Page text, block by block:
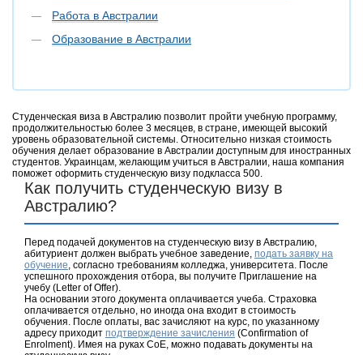
Работа в Австралии
Образование в Австралии
Студенческая виза в Австралию позволит пройти учебную программу,
продолжительностью более 3 месяцев, в стране, имеющей высокий
уровень образовательной системы. Относительно низкая стоимость
обучения делает образование в Австралии доступным для иностранных
студентов. Украинцам, желающим учиться в Австралии, наша компания
поможет оформить студенческую визу подкласса 500.
Как получить студенческую визу в
Австралию?
Перед подачей документов на студенческую визу в Австралию,
абитуриент должен выбрать учебное заведение, подать заявку на
обучение, согласно требованиям колледжа, университета. После
успешного прохождения отбора, вы получите Приглашение на
учебу (Letter of Offer).
На основании этого документа оплачивается учеба. Страховка
оплачивается отдельно, но иногда она входит в стоимость
обучения. После оплаты, вас зачисляют на курс, по указанному
адресу приходит подтверждение зачисления (Confirmation of
Enrolment). Имея на руках CoE, можно подавать документы на